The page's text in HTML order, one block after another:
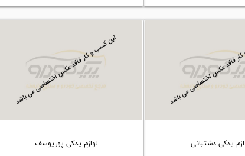
یدکی دشتبانی لوازم یدکی پوریوسف